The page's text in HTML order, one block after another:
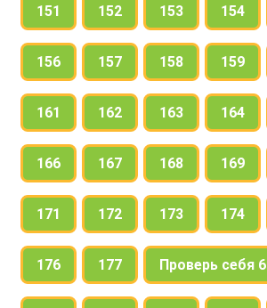
151 152 153 154
156 157 158 159
161 162 163 164
166 167 168 169
171 172 173 174
176 177 Проверь себя 6